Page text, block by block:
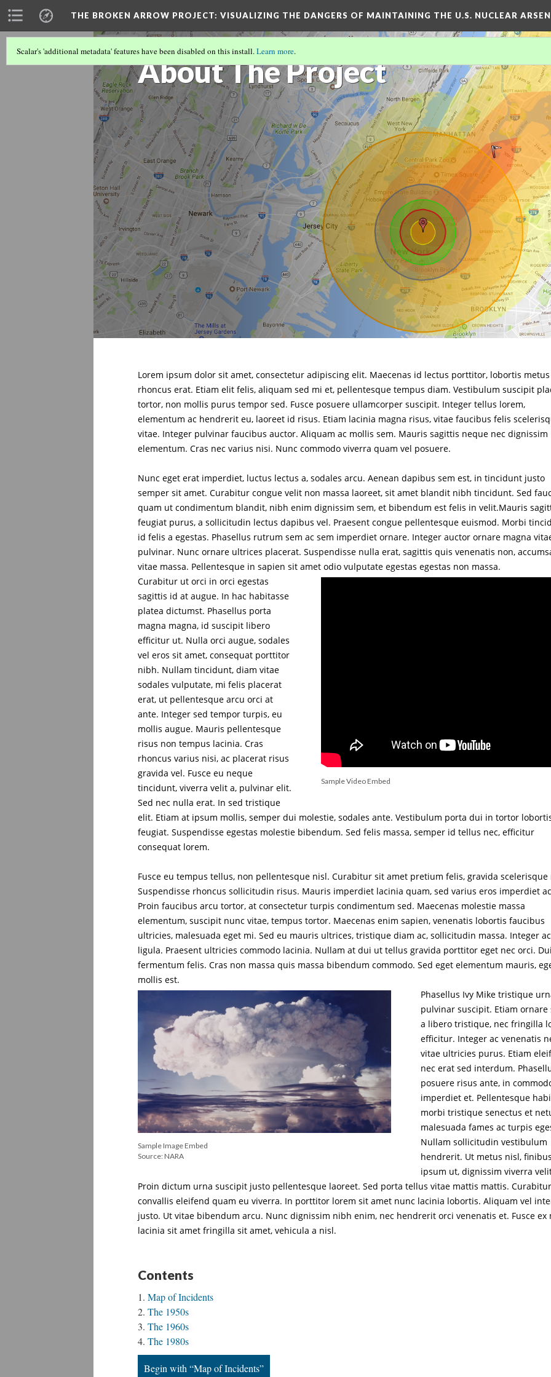
THE BROKEN ARROW PROJECT: VISUALIZING THE DANGERS OF MAINTAINING THE U.S. NUCLEAR
About The Project
Scalar's 'additional metadata' features have been disabled on this install.Learn more.
Lorem ipsum dolor sit amet, consectetur adipiscing elit. Maecenas id lectus porttitor, lobortis metus
rhoncus erat. Etiam elit felis, aliquam sed mi et, pellentesque tempus diam. Vestibulum suscipit
tortor, non mollis purus tempor sed. Fusce posuere ullamcorper suscipit. Integer tellus lorem,
elementum ac hendrerit eu, laoreet id risus. Etiam lacinia magna risus, vitae faucibus felis
vitae. Integer pulvinar faucibus auctor. Aliquam ac mollis sem. Mauris sagittis neque nec dignissim
elementum. Cras nec varius nisi. Nunc commodo viverra quam vel posuere.
Nunc eget erat imperdiet, luctus lectus a, sodales arcu. Aenean dapibus sem est, in tincidunt justo
semper sit amet. Curabitur congue velit non massa laoreet, sit amet blandit nibh tincidunt. Sed
quam ut condimentum blandit, nibh enim dignissim sem, et bibendum est felis in velit.Mauris
feugiat purus, a sollicitudin lectus dapibus vel. Praesent congue pellentesque euismod. Morbi
id felis a egestas. Phasellus rutrum sem ac sem imperdiet ornare. Integer auctor ornare magna
pulvinar. Nunc ornare ultrices placerat. Suspendisse nulla erat, sagittis quis venenatis non,
vitae massa. Pellentesque in sapien sit amet odio vulputate egestas egestas non massa.
Sample Video Embed
Curabitur ut orci in orci egestas
sagittis id at augue. In hac habitasse
platea dictumst. Phasellus porta
magna magna, id suscipit libero
efficitur ut. Nulla orci augue, sodales
vel eros sit amet, consequat porttitor
nibh. Nullam tincidunt, diam vitae
sodales vulputate, mi felis placerat
erat, ut pellentesque arcu orci at
ante. Integer sed tempor turpis, eu
mollis augue. Mauris pellentesque
risus non tempus lacinia. Cras
rhoncus varius nisi, ac placerat risus
gravida vel. Fusce eu neque
tincidunt, viverra velit a, pulvinar elit.
Sed nec nulla erat. In sed tristique
elit. Etiam at ipsum mollis, semper dui molestie, sodales ante. Vestibulum porta dui in tortor
feugiat. Suspendisse egestas molestie bibendum. Sed felis massa, semper id tellus nec, efficitur
consequat lorem.
Fusce eu tempus tellus, non pellentesque nisl. Curabitur sit amet pretium felis, gravida scelerisque
Suspendisse rhoncus sollicitudin risus. Mauris imperdiet lacinia quam, sed varius eros imperdiet
Proin faucibus arcu tortor, at consectetur turpis condimentum sed. Maecenas molestie massa
elementum, suscipit nunc vitae, tempus tortor. Maecenas enim sapien, venenatis lobortis faucibus
ultricies, malesuada eget mi. Sed eu mauris ultrices, tristique diam ac, sollicitudin massa. Integer
ligula. Praesent ultricies commodo lacinia. Nullam at dui ut tellus gravida porttitor eget nec orci.
fermentum felis. Cras non massa quis massa bibendum commodo. Sed eget elementum mauris,
mollis est.
Sample Image Embed
Source: NARA
Phasellus Ivy Mike tristique
pulvinar suscipit. Etiam ornare
a libero tristique, nec fringilla
efficitur. Integer ac venenatis
vitae ultricies purus. Etiam
nec erat sed interdum.
posuere risus ante, in
imperdiet et. Pellentesque
morbi tristique senectus et
malesuada fames ac turpis
Nullam sollicitudin vestibulum
hendrerit. Ut metus nisl,
ipsum ut, dignissim viverra
Proin dictum urna suscipit justo pellentesque laoreet. Sed porta tellus vitae mattis mattis. Curabitur
convallis eleifend quam eu viverra. In porttitor lorem sit amet nunc lacinia lobortis. Aliquam vel
justo. Ut vitae bibendum arcu. Nunc dignissim nibh enim, nec hendrerit orci venenatis et. Fusce ex
lacinia sit amet fringilla sit amet, vehicula a nisl.
Contents
Map of Incidents
The 1950s
The 1960s
The 1980s
Begin with “Map of Incidents”